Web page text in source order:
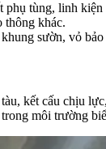
phụ tùng, linh
thông khác.
sườn, vỏ
kết cấu chịu
trong môi trường